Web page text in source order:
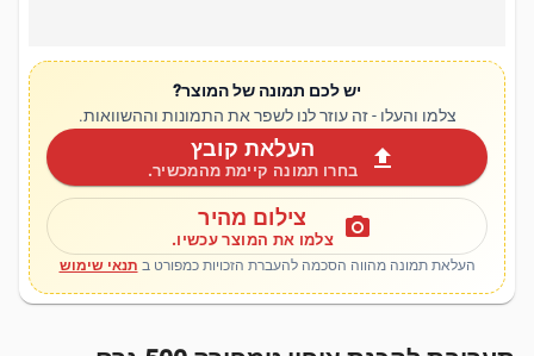
יש לכם תמונה של המוצר?
צלמו והעלו - זה עוזר לנו לשפר את התמונות וההשוואות.
upload העלאת קובץ
בחרו תמונה קיימת מהמכשיר.
photo_camera צילום מהיר
צלמו את המוצר עכשיו.
העלאת תמונה מהווה הסכמה להעברת הזכויות כמפורט ב תנאי שימוש